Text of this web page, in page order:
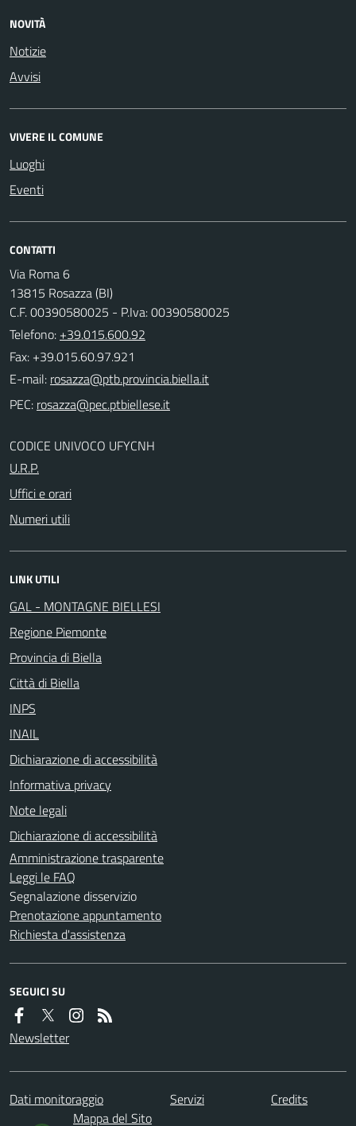
NOVITÀ
Notizie
Avvisi
VIVERE IL COMUNE
Luoghi
Eventi
CONTATTI
Via Roma 6
13815 Rosazza (BI)
C.F. 00390580025 - P.Iva: 00390580025
Telefono: +39.015.600.92
Fax: +39.015.60.97.921
E-mail:
PEC:
CODICE UNIVOCO UFYCNH
U.R.P.
Uffici e orari
Numeri utili
LINK UTILI
GAL - MONTAGNE BIELLESI
Regione Piemonte
Provincia di Biella
Città di Biella
INPS
INAIL
Dichiarazione di accessibilità
Informativa privacy
Note legali
Dichiarazione di accessibilità
Amministrazione trasparente
Leggi le FAQ
Segnalazione disservizio
Prenotazione appuntamento
Richiesta d'assistenza
SEGUICI SU
Newsletter
Dati monitoraggio Servizi
Credits
Mappa del Sito